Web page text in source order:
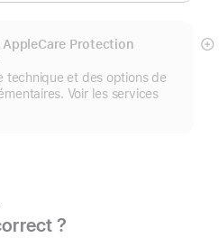
Protection
technique et des options de
Voir les services
?